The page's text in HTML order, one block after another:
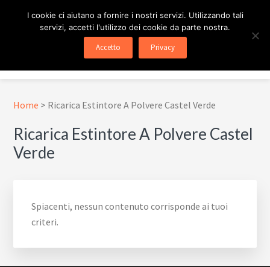
pagina
ESTINTORE ROMA
In Tutta Roma E Provincia
Menu
Home > Ricarica Estintore A Polvere Castel Verde
Ricarica Estintore A Polvere Castel
Verde
Spiacenti, nessun contenuto corrisponde ai tuoi
criteri.
I cookie ci aiutano a fornire i nostri servizi. Utilizzando tali
servizi, accetti l'utilizzo dei cookie da parte nostra.
Accetto Privacy